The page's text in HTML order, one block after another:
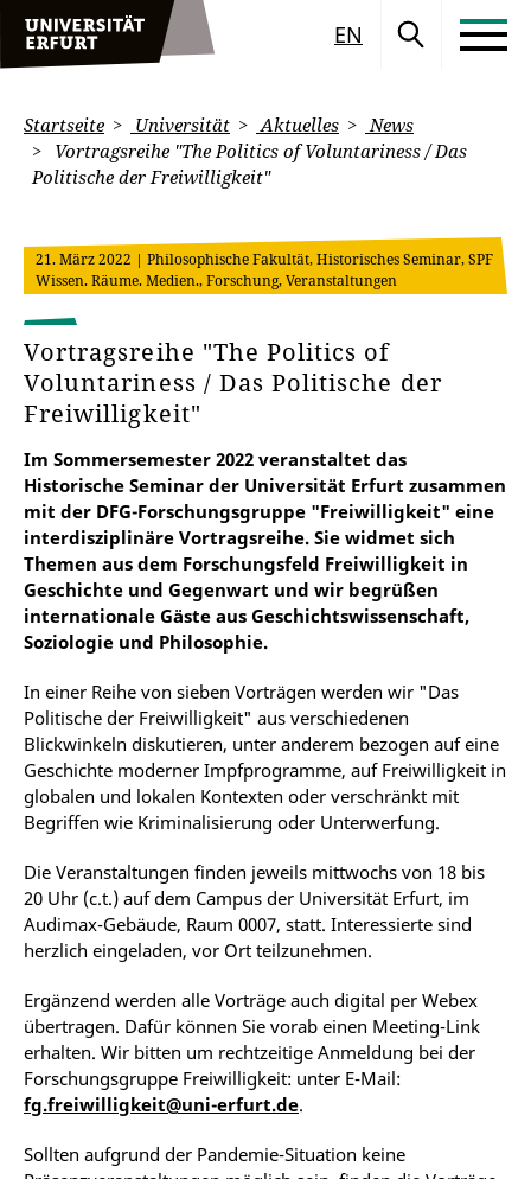
EN
Startseite Universität Aktuelles
News
Vortragsreihe "The Politics of Voluntariness / Das
Politische der Freiwilligkeit"
21. März 2022 | Philosophische Fakultät, Historisches Seminar, SPF
Wissen. Räume. Medien., Forschung, Veranstaltungen
Vortragsreihe "The Politics of
Voluntariness / Das Politische der
Freiwilligkeit"
Im Sommersemester 2022 veranstaltet das
Historische Seminar der Universität Erfurt zusammen
mit der DFG-Forschungsgruppe "Freiwilligkeit" eine
interdisziplinäre Vortragsreihe. Sie widmet sich
Themen aus dem Forschungsfeld Freiwilligkeit in
Geschichte und Gegenwart und wir begrüßen
internationale Gäste aus Geschichtswissenschaft,
Soziologie und Philosophie.
In einer Reihe von sieben Vorträgen werden wir "Das
Politische der Freiwilligkeit" aus verschiedenen
Blickwinkeln diskutieren, unter anderem bezogen auf eine
Geschichte moderner Impfprogramme, auf Freiwilligkeit in
globalen und lokalen Kontexten oder verschränkt mit
Begriffen wie Kriminalisierung oder Unterwerfung.
Die Veranstaltungen finden jeweils mittwochs von 18 bis
20 Uhr (c.t.) auf dem Campus der Universität Erfurt, im
Audimax-Gebäude, Raum 0007, statt. Interessierte sind
herzlich eingeladen, vor Ort teilzunehmen.
Ergänzend werden alle Vorträge auch digital per Webex
übertragen. Dafür können Sie vorab einen Meeting-Link
erhalten. Wir bitten um rechtzeitige Anmeldung bei der
Forschungsgruppe Freiwilligkeit: unter E-Mail:
fg.freiwilligkeit@uni-erfurt.de.
Sollten aufgrund der Pandemie-Situation keine